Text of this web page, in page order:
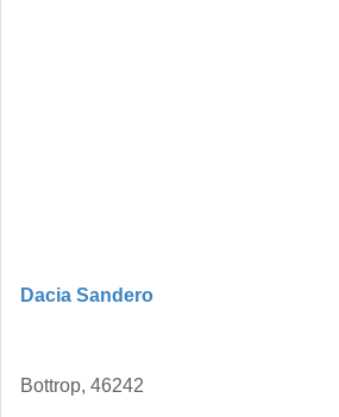
Dacia Sandero
Bottrop, 46242